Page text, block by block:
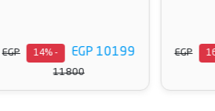
EGP
EGP 10199
- 14%
EGP
11800